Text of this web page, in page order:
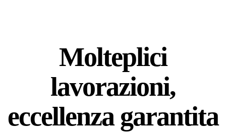
Molteplici
lavorazioni,
eccellenza garantita